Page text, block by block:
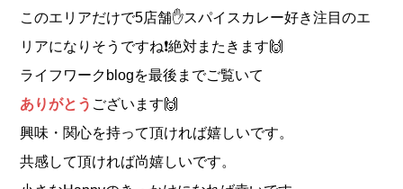
このエリアだけで5店舗✋スパイスカレー好き注目のエ
リアになりそうですね❗️絶対またきます🙌
ライフワークblogを最後までご覧いて
ありがとう ございます🙌
興味・関心を持って頂ければ嬉しいです。
共感して頂ければ尚嬉しいです。